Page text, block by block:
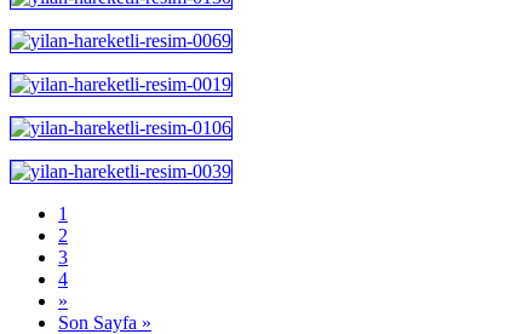
1
2
3
4
»
Son Sayfa »